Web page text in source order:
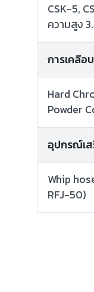
CSK-5,
ความสูง
การเคลือ
Hard
Powder
อุปกรณ์เ
Whip
RFJ-50)